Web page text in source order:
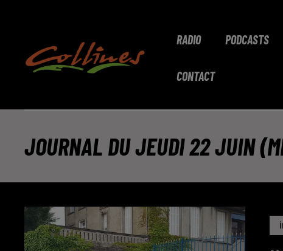
RADIO PODCASTS
CONTACT
JOURNAL DU JEUDI 22 JUIN